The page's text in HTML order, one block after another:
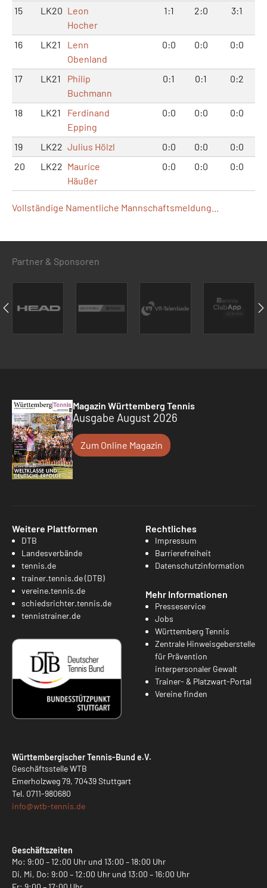
15 LK20 Leon
Hocher
1:1 2:0 3:1
16 LK21
Lenn
Obenland
0:0 0:0 0:0
17 LK21
Philip
Buchmann
0:1 0:1 0:2
18 LK21
Ferdinand
Epping
0:0 0:0 0:0
19 LK22 Julius Hölzl 0:0 0:0
0:0
20
LK22 Maurice
Häußer
0:0 0:0 0:0
Vollständige Namentliche Mannschaftsmeldung...
Partner & Sponsoren
Magazin Württemberg Tennis
Ausgabe August 2026
Zum Online Magazin
Weitere Plattformen
DTB
Landesverbände
tennis.de
trainer.tennis.de (DTB)
vereine.tennis.de
schiedsrichter.tennis.de
tennistrainer.de
Rechtliches
Impressum
Barrierefreiheit
Datenschutzinformation
Mehr Informationen
Presseservice
Jobs
Württemberg Tennis
Zentrale Hinweisgeberstelle
für Prävention
interpersonaler Gewalt
Trainer- & Platzwart-Portal
Vereine finden
Württembergischer Tennis-Bund e.V.
Geschäftsstelle WTB
Emerholzweg 79, 70439 Stuttgart
Tel. 0711-980680
info@wtb-tennis.de
Geschäftszeiten
Mo: 9:00 – 12:00 Uhr und 13:00 – 18:00 Uhr
Di, Mi, Do: 9:00 – 12:00 Uhr und 13:00 – 16:00 Uhr